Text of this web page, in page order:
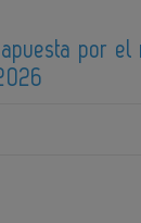
por el